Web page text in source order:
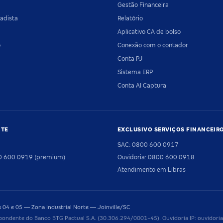
Gestão Financeira
Relatório
Aplicativo CA de bolso
Conexão com o contador
Conta PJ
Sistema ERP
Conta AI Captura
600 0919 (premium)
EXCLUSIVO SERVIÇOS
SAC: 0800 600 0917
Ouvidoria: 0800 600 0918
Atendimento em Libras
04 e 05 — Zona Industrial Norte — Joinville/SC
do Banco BTG Pactual S.A. (30.306.294/0001-45). Ouvidoria IP: